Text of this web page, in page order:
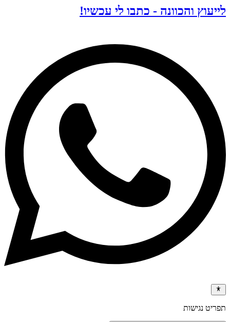
לייעוץ והכוונה - כתבו לי עכשיו!
תפריט נגישות